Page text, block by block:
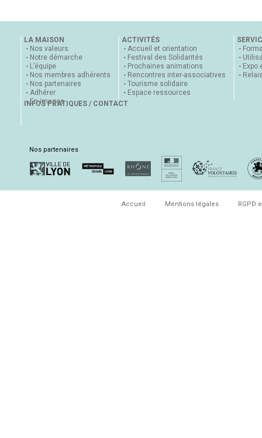
LA MAISON
Nos valeurs
Notre démarche
L’équipe
Nos membres adhérents
Nos partenaires
Adhérer
En images
ACTIVITÉS
Accueil et orientation
Festival des Solidarités
Prochaines animations
Rencontres inter-associatives
Tourisme solidaire
Espace ressources
Expo
INFOS PRATIQUES / CONTACT
Nos partenaires
Accueil Mentions légales RGPD